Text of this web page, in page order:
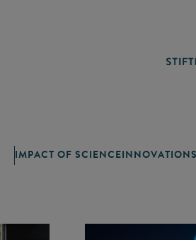
IMPACT OF SCIENCE